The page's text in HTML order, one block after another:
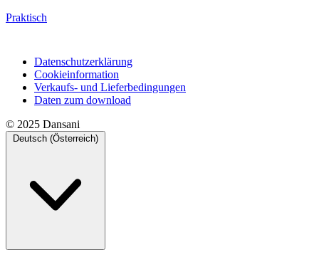
Praktisch
Datenschutzerklärung
Cookieinformation
Verkaufs- und Lieferbedingungen
Daten zum download
© 2025 Dansani
Deutsch (Österreich)